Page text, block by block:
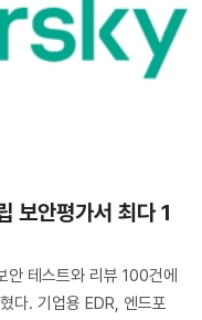
보안평가서 최다 1
테스트와 리뷰 100건에
다. 기업용 EDR, 엔드포